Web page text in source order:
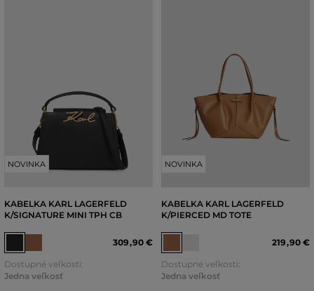
NOVINKA
KABELKA KARL LAGERFELD
K/SIGNATURE MINI TPH CB
309,90 €
Dostupné veľkosti:
Jedna veľkosť
NOVINKA
KABELKA KARL LAGERFELD
K/PIERCED MD TOTE
219,90 €
Dostupné veľkosti:
Jedna veľkosť